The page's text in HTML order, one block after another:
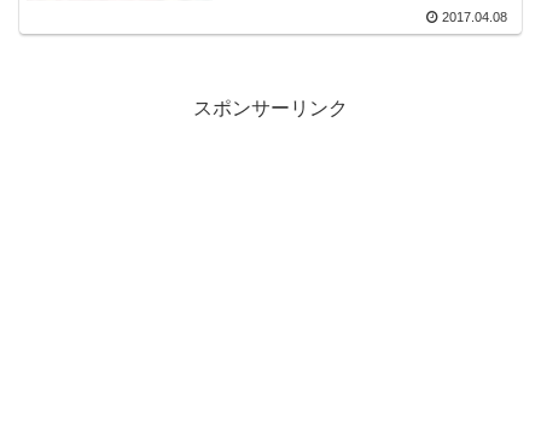
2017.04.08
スポンサーリンク